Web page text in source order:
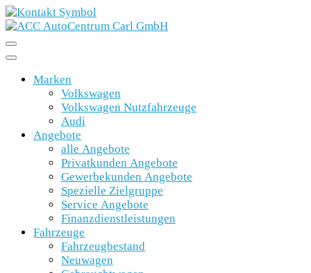
Marken
Volkswagen
Volkswagen Nutzfahrzeuge
Audi
Angebote
alle Angebote
Privatkunden Angebote
Gewerbekunden Angebote
Spezielle Zielgruppe
Service Angebote
Finanzdienstleistungen
Fahrzeuge
Fahrzeugbestand
Neuwagen